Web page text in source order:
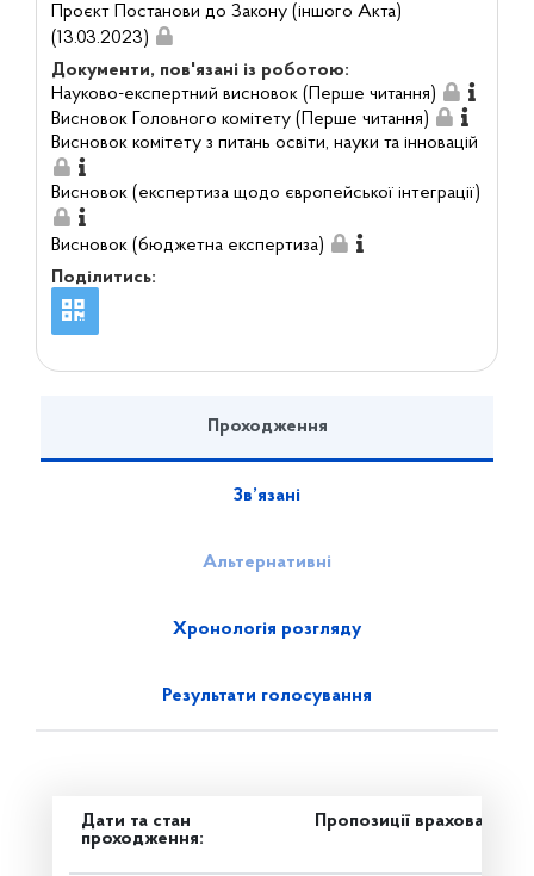
Проєкт Постанови до Закону (іншого Акта)
(13.03.2023)
Документи, пов'язані із роботою:
Науково-експертний висновок (Перше читання)
Висновок Головного комітету (Перше читання)
Висновок комітету з питань освіти, науки та інновацій
Висновок (експертиза щодо європейської інтеграції)
Висновок (бюджетна експертиза)
Поділитись:
Проходження
Зв’язані
Альтернативні
Хронологія розгляду
Результати голосування
Дати та стан
проходження:
Пропозиції враховано